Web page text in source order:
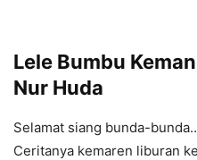
Lele Bumbu
Nur Huda
Selamat siang bunda-
Ceritanya kemaren liburan